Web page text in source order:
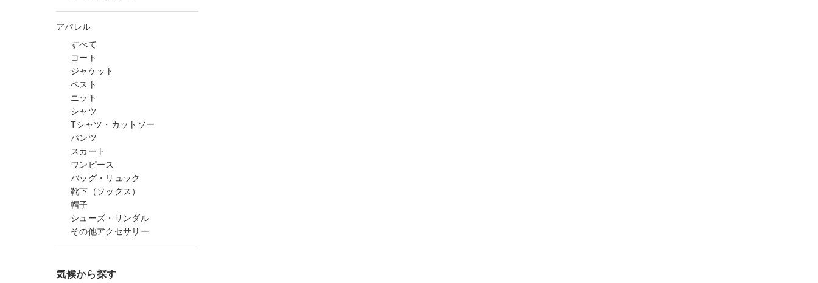
アパレル
すべて
コート
ジャケット
ベスト
ニット
シャツ
Tシャツ・カットソー
パンツ
スカート
ワンピース
バッグ・リュック
靴下（ソックス）
帽子
シューズ・サンダル
その他アクセサリー
気候から探す